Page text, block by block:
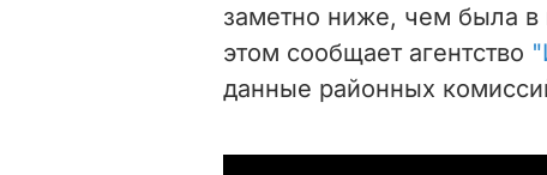
заметно ниже, чем была в
этом сообщает агентство
данные районных